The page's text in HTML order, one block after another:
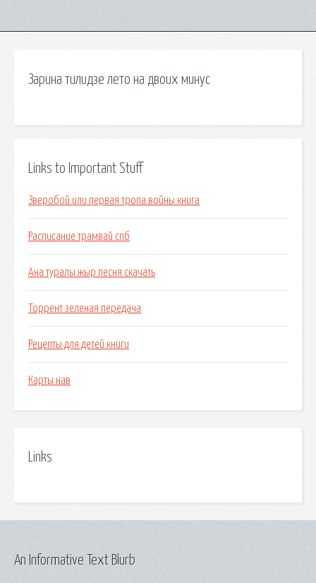
Зарина тилидзе лето на двоих минус
Links to Important Stuff
Зверобой или первая тропа войны книга
Расписание трамвай спб
Ана туралы жыр песня скачать
Торрент зеленая передача
Рецепты для детей книги
Карты нав
Links
An Informative Text Blurb